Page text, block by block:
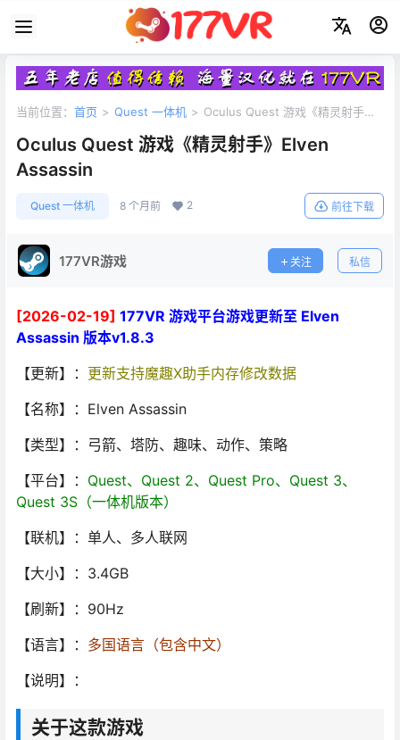
当前位置： 首页 > Quest 一体机 > Oculus Quest 游戏《精灵射手》
Oculus Quest 游戏《精灵射手》Elven
Assassin
Quest 一体机 8 个月前 2 前往下载
177VR游戏 关注 私信
[2026-02-19] 177VR 游戏平台游戏更新至 Elven
Assassin 版本v1.8.3
【更新】： 更新支持魔趣X助手内存修改数据
【名称】：Elven Assassin
【类型】：弓箭、塔防、趣味、动作、策略
【平台】： Quest、Quest 2、Quest Pro、Quest 3、
Quest 3S（一体机版本）
【联机】：单人、多人联网
【大小】：3.4GB
【刷新】：90Hz
【语言】： 多国语言（包含中文）
【说明】：
关于这款游戏